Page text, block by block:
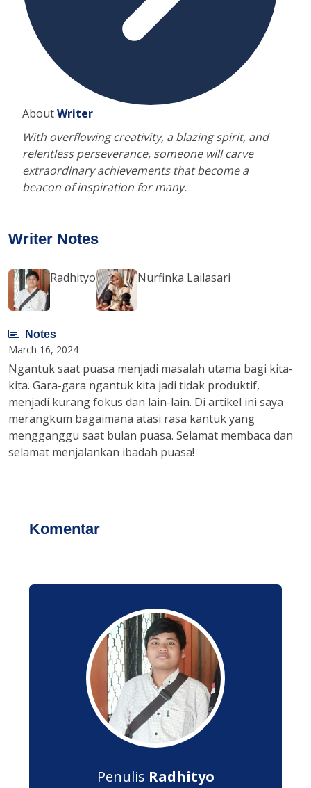
AboutWriter
With overflowing creativity, a blazing spirit, and
relentless perseverance, someone will carve
extraordinary achievements that become a
beacon of inspiration for many.
Writer Notes
Radhityo Nurfinka Lailasari
Notes
March 16, 2024
Ngantuk saat puasa menjadi masalah utama bagi kita-
kita. Gara-gara ngantuk kita jadi tidak produktif,
menjadi kurang fokus dan lain-lain. Di artikel ini saya
merangkum bagaimana atasi rasa kantuk yang
mengganggu saat bulan puasa. Selamat membaca dan
selamat menjalankan ibadah puasa!
Komentar
Penulis Radhityo